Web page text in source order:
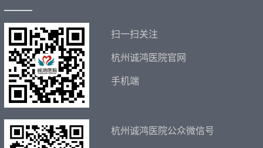
——
扫一扫关注
杭州诚鸿医院官网
手机端
杭州诚鸿医院公众微信号